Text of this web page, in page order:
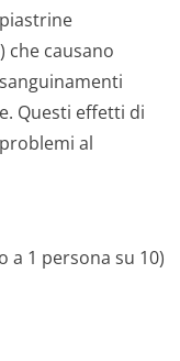
che causano
Questi effetti di
al
a 1 persona su 10)